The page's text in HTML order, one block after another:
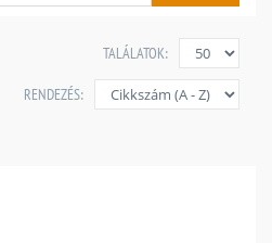
TALÁLATOK:
RENDEZÉS: